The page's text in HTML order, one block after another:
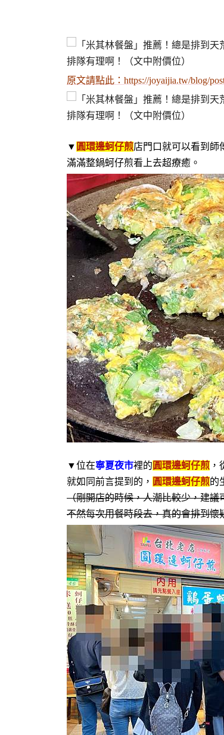
原文請點此： https://joyaijia.tw/blog/
▼ 圓環邊蚵仔煎店門口就可以看到師
滿滿整鍋蚵仔煎看上去超療癒。
▼位在寧夏夜市裡的 圓環邊蚵仔煎 ，
就如同前言提到的， 圓環邊蚵仔煎的
（剛開店的時候，人潮比較少，建議
不然每次用餐時段去，真的會排到